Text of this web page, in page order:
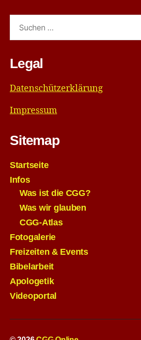
nach:
Legal
Datenschützerklärung
Impressum
Sitemap
Startseite
Infos
Was ist die CGG?
Was wir glauben
CGG-Atlas
Fotogalerie
Freizeiten & Events
Bibelarbeit
Apologetik
Videoportal